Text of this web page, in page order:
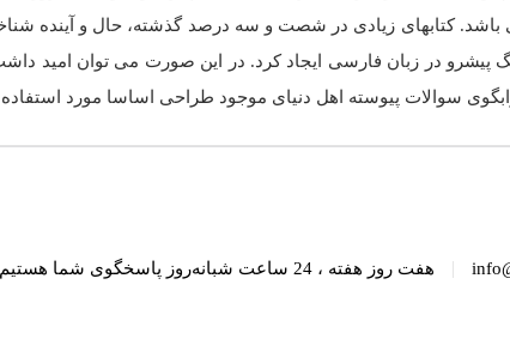
می باشد. کتابهای زیادی در شصت و سه درصد گذشته، حال و آینده
در زبان فارسی ایجاد کرد. در این صورت می توان امید
سوالات پیوسته اهل دنیای موجود طراحی اساسا مورد استفاده
| هفت روز هفته ، 24 ساعت شبانه‌روز پاسخگوی شما هستیم.